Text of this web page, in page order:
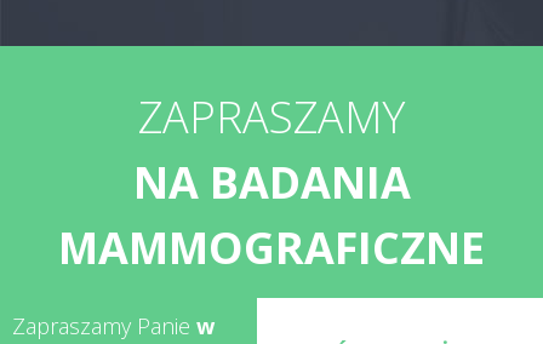
ZAPRASZAMY
NA BADANIA
MAMMOGRAFICZNE
Zapraszamy Panie w